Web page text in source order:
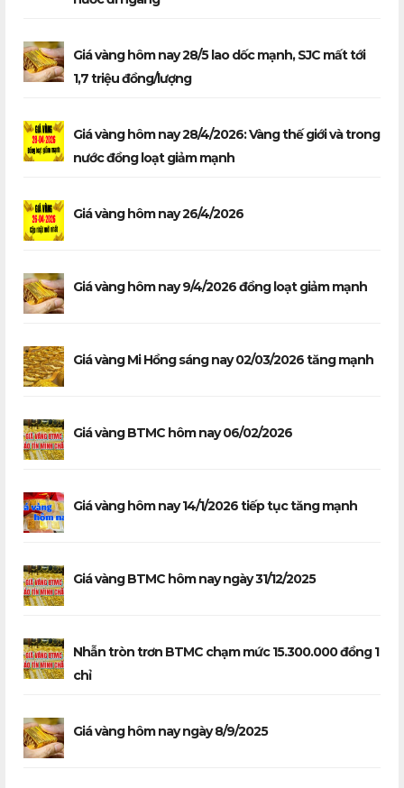
Giá vàng hôm nay 28/5 lao dốc mạnh, SJC mất tới
1,7 triệu đồng/lượng
Giá vàng hôm nay 28/4/2026: Vàng thế giới và trong
nước đồng loạt giảm mạnh
Giá vàng hôm nay 26/4/2026
Giá vàng hôm nay 9/4/2026 đồng loạt giảm mạnh
Giá vàng Mi Hồng sáng nay 02/03/2026 tăng mạnh
Giá vàng BTMC hôm nay 06/02/2026
Giá vàng hôm nay 14/1/2026 tiếp tục tăng mạnh
Giá vàng BTMC hôm nay ngày 31/12/2025
Nhẫn tròn trơn BTMC chạm mức 15.300.000 đồng 1
chỉ
Giá vàng hôm nay ngày 8/9/2025